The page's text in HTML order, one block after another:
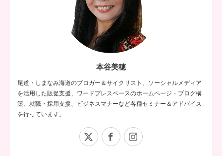
本谷美穂
尾道・しまなみ海道のブロガー＆サイクリスト。ソーシャルメディア
を活用した販促支援、ワードプレスベースのホームページ・ブログ構
築、就職・採用支援、ビジネスマナーなど各種セミナー＆アドバイス
を行っています。
Facebook